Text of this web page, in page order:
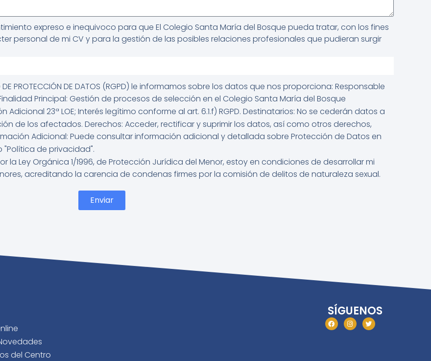
expreso e inequivoco para que El Colegio Santa María del Bosque pueda tratar, con los fines
personal de mi CV y para la gestión de las posibles relaciones profesionales que pudieran surgir
DE PROTECCIÓN DE DATOS (RGPD) le informamos sobre los datos que nos proporciona: Responsable
Principal: Gestión de procesos de selección en el Colegio Santa María del Bosque
23ª LOE; Interés legítimo conforme al art. 6.1.f) RGPD. Destinatarios: No se cederán datos a
de los afectados. Derechos: Acceder, rectificar y suprimir los datos, así como otros derechos,
Adicional: Puede consultar información adicional y detallada sobre Protección de Datos en
de privacidad".
la Ley Orgánica 1/1996, de Protección Jurídica del Menor, estoy en condiciones de desarrollar mi
acreditando la carencia de condenas firmes por la comisión de delitos de naturaleza sexual.
Enviar
del Centro
SÍGUENOS